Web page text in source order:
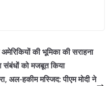
की भूमिका की सराहना
संबंधों को मजबूत किया
अल-हकीम मस्जिद: पीएम मोदी ने